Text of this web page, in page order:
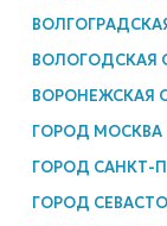
ВОЛОГОДСКАЯ
ВОРОНЕЖСКАЯ
ГОРОД МОСКВА
ГОРОД САНКТ-
ГОРОД